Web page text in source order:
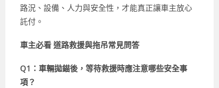
路況、設備、人力與安全性，才能真正讓車主放心
託付。
車主必看 道路救援與拖吊常見問答
Q1：車輛拋錨後，等待救援時應注意哪些安全事
項？